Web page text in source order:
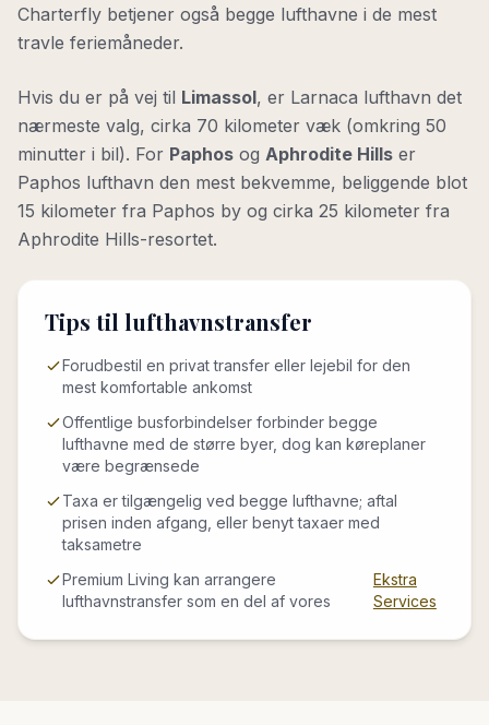
Charterfly betjener også begge lufthavne i de mest
travle feriemåneder.
Hvis du er på vej til Limassol, er Larnaca lufthavn det
nærmeste valg, cirka 70 kilometer væk (omkring 50
minutter i bil). For Paphos og Aphrodite Hills er
Paphos lufthavn den mest bekvemme, beliggende blot
15 kilometer fra Paphos by og cirka 25 kilometer fra
Aphrodite Hills-resortet.
Tips til lufthavnstransfer
Forudbestil en privat transfer eller lejebil for den
mest komfortable ankomst
Offentlige busforbindelser forbinder begge
lufthavne med de større byer, dog kan køreplaner
være begrænsede
Taxa er tilgængelig ved begge lufthavne; aftal
prisen inden afgang, eller benyt taxaer med
taksametre
Premium Living kan arrangere
lufthavnstransfer som en del af vores
Ekstra
Services